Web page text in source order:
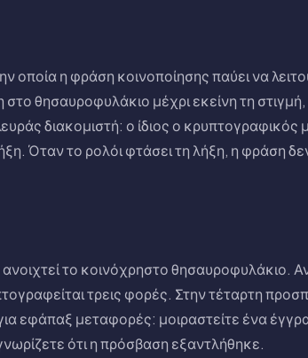
οποία η φράση κοινοποίησης παύει να
θησαυροφυλάκιο μέχρι εκείνη τη
διακομιστή: ο ίδιος ο κρυπτογραφικός
Όταν το ρολόι φτάσει τη λήξη, η φράση
το κοινόχρηστο θησαυροφυλάκιο.
τρεις φορές. Στην τέταρτη
για εφάπαξ μεταφορές: μοιραστείτε ένα
ότι η πρόσβαση εξαντλήθηκε.